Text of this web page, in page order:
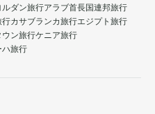
ルダン旅行アラブ首長国連邦旅行
行カサブランカ旅行エジプト旅行
ウン旅行ケニア旅行
ハ旅行